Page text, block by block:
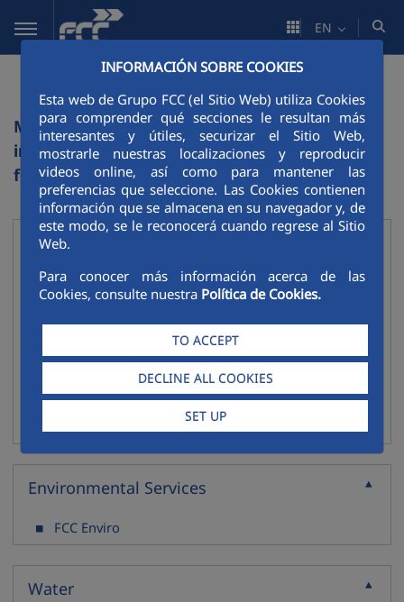
Skip to Main Content
INFORMACIÓN SOBRE COOKIES
Esta web de Grupo FCC (el Sitio Web) utiliza Cookies
para comprender qué secciones le resultan más
interesantes y útiles, securizar el Sitio Web,
mostrarle nuestras localizaciones y reproducir
videos online, así como para mantener las
preferencias que seleccione. Las Cookies contienen
información que se almacena en su navegador y, de
este modo, se le reconocerá cuando regrese al Sitio
Web.
Para conocer más información acerca de las
Cookies, consulte nuestra Política de Cookies.
TO ACCEPT
DECLINE ALL COOKIES
SET UP
EN
List of FCC websites
More in-depth information on FCC's activities
in each business area is provided on the
following websites:
Corporate
Collapse
Corporate website
Infraestructure web
Concesiones web
Environmental Services
FCC Enviro
Water